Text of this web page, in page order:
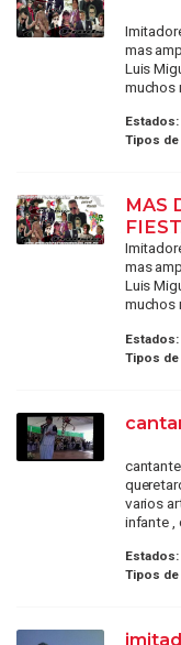
mas
Luis
muchos
Estados:
Tipos
MAS
mas
Luis
muchos
Estados:
Tipos
varios
infante ,
Estados:
Tipos